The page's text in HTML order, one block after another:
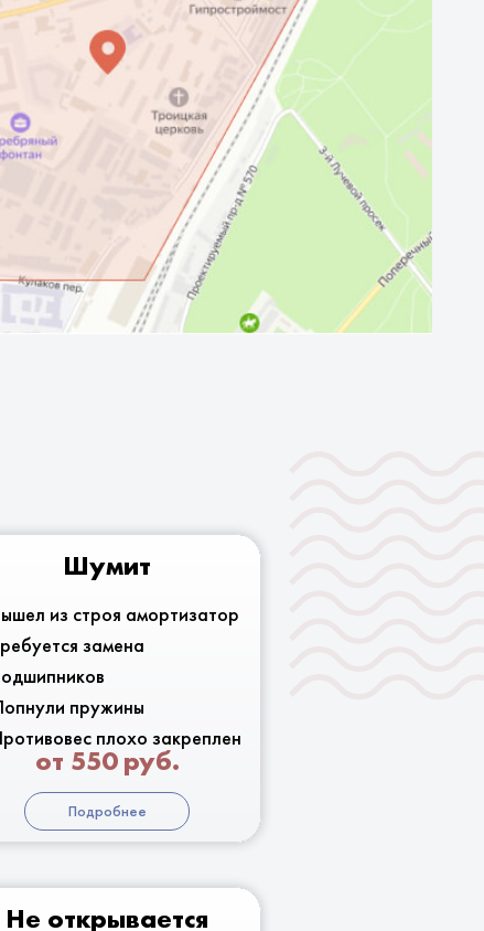
Шумит
из строя амортизатор
замена
пружины
плохо закреплен
от 550 руб.
Подробнее
Не открывается